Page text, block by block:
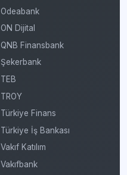
Odeabank
ON Dijital
QNB Finansbank
Şekerbank
TEB
TROY
Türkiye Finans
Türkiye İş Bankası
Vakıf Katılım
Vakıfbank